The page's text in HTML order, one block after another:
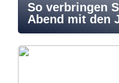
So verbringen
Abend mit den